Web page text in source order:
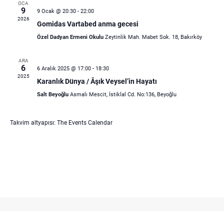
OCA
9
2026
9 Ocak @ 20:30- 22:00
Gomidas Vartabed anma gecesi
Özel Dadyan Ermeni Okulu Zeytinlik Mah. Mabet Sok. 18, Bakırköy
ARA
6
2025
6 Aralık 2025 @ 17:00- 18:30
Karanlık Dünya / Âşık Veysel’in Hayatı
Salt Beyoğlu Asmalı Mescit, İstiklal Cd. No:136, Beyoğlu
Takvim altyapısı: The Events Calendar